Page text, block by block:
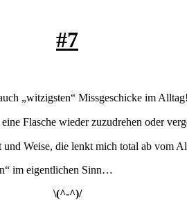
#7
„witzigsten“ Missgeschicke im
Flasche wieder zuzudrehen oder
Weise, die lenkt mich total ab vom
im eigentlichen Sinn…
\(^-^)/